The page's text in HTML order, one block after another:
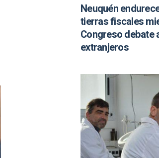
Neuquén
tierras fiscales
Congreso debate
extranjeros